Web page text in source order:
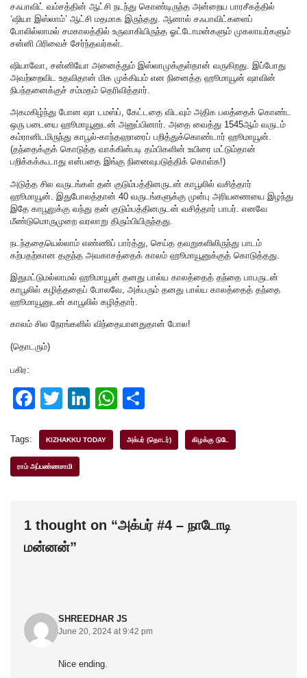
சஃபாவிட் வம்சத்தின் ஆட்சி நடந்து கொண்டிருந்த அன்றைய பாரசீகத்தில்
‘ஷியா இஸ்லாம்’ ஆட்சி மதமாக இருந்தது. ஆனால் சஃபாவிட்களைப்
போலில்லாமல் சமகாலத்தில் உருவாகியிருந்த ஓட்டோமன்களும் முகலாயர்களும்
சன்னி பிரிவைச் சேர்ந்தவர்கள்.
ஷியாவோ, சன்னியோ அனைத்தும் இஸ்லாமுக்குள்தான் வருகிறது. இப்போது
அவற்றைவிட உதவிதான் மிக முக்கியம் என நினைத்த ஹூமாயூன் ஷாவின்
நிபந்தனைக்குச் சம்மதம் தெரிவித்தார்.
அகமகிழ்ந்து போன ஷா டமஸ்ப், கேட்டதை விடவும் அதிக பலத்தைக் கொண்ட
ஒரு படையை ஹூமாயூனுடன் அனுப்பினார். அதை வைத்து 1545ஆம் வருடம்
கம்ரானிடமிருந்து காபூல்-காந்தஹாரைப் பறித்துக்கொண்டார் ஹூமாயூன்.
(தந்தைக்குக் கொடுத்த வாக்கின்படி தம்பிகளின் உயிரை மட்டும்தான்
பறிக்கக்கூடாது என்பதை இங்கு நினைவுபடுத்திக் கொள்க!)
அடுத்த சில வருடங்கள் தன் குடும்பத்தினருடன் காபூலில் வசித்தார்
ஹூமாயூன். இதுபோலத்தான் 40 வருடங்களுக்கு முன்பு அரியணையை இழந்து
இதே காபூலுக்கு வந்து தன் குடும்பத்தினருடன் வசித்தார் பாபர். எனவே
மீண்டுமொருமுறை வரலாறு திரும்பியிருந்தது.
நடந்ததையெல்லாம் எண்ணிப் பார்த்து, செய்த தவறுகளிலிருந்து பாடம்
கற்பதற்கான தகுந்த அவகாசத்தைக் காலம் ஹூமாயூனுக்குத் கொடுத்தது.
இதுமட்டுமல்லாமல் ஹூமாயூன் தனது பால்ய காலத்தைத் தந்தை பாபருடன்
காபூலில் கழித்ததைப் போலவே, அக்பரும் தனது பால்ய காலத்தைத் தந்தை
ஹூமாயூனுடன் காபூலில் கழித்தார்.
காலம் சில நேரங்களில் விந்தையானதுதான் போல!
(தொடரும்)
பகிர:
F
c
e
o
k
T
tt
er
Li
k
W
at
p
ar
Tags: KIZHAKKU TODAY அக்பர் (தொடர்) கிழக்கு டுடே
ராம் அப்பண்ணசாமி
1 thought on “அக்பர் #4 – நாடோடி
மன்னன்”
SHREEDHAR JS
June 20, 2024 at 9:42 pm
Nice ending.